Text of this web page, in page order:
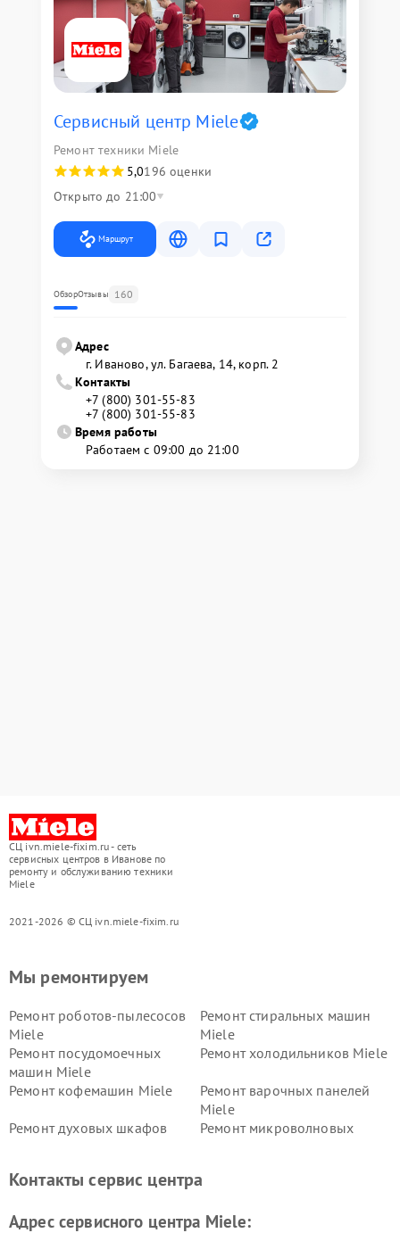
Сервисный центр Miele
Ремонт техники Miele
5,0196 оценки
Открыто до 21:00
Маршрут
ОбзорОтзывы 160
Адрес
г. Иваново, ул. Багаева, 14, корп. 2
Контакты
+7 (800) 301-55-83
+7 (800) 301-55-83
Время работы
Работаем с 09:00 до 21:00
СЦ ivn.miele-fixim.ru - сеть
сервисных центров в Иванове по
ремонту и обслуживанию техники
Miele
2021-2026 © СЦ ivn.miele-fixim.ru
Мы ремонтируем
Ремонт роботов-пылесосов
Miele
Ремонт стиральных машин
Miele
Ремонт посудомоечных
машин Miele
Ремонт холодильников Miele
Ремонт кофемашин Miele
Ремонт варочных панелей
Miele
Ремонт духовых шкафов
Ремонт микроволновых
Miele
Miele
пылесосов Miele
Контакты сервис центра
Адрес сервисного центра Miele: